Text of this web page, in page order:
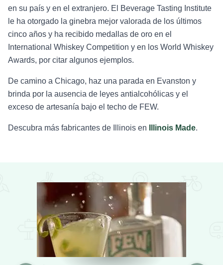
en su país y en el extranjero. El Beverage Tasting Institute
le ha otorgado la ginebra mejor valorada de los últimos
cinco años y ha recibido medallas de oro en el
International Whiskey Competition y en los World Whiskey
Awards, por citar algunos ejemplos.
De camino a Chicago, haz una parada en Evanston y
brinda por la ausencia de leyes antialcohólicas y el
exceso de artesanía bajo el techo de FEW.
Descubra más fabricantes de Illinois en Illinois Made.